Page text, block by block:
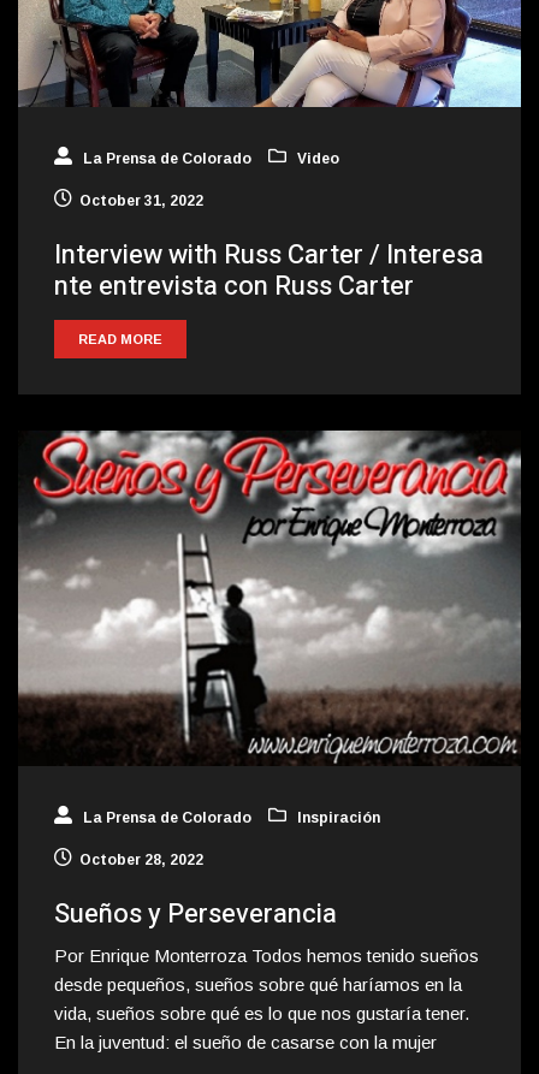
La Prensa de Colorado Video
October 31, 2022
Interview with Russ Carter / Interesa
nte entrevista con Russ Carter
READ MORE
La Prensa de Colorado Inspiración
October 28, 2022
Sueños y Perseverancia
Por Enrique Monterroza Todos hemos tenido sueños
desde pequeños, sueños sobre qué haríamos en la
vida, sueños sobre qué es lo que nos gustaría tener.
En la juventud: el sueño de casarse con la mujer